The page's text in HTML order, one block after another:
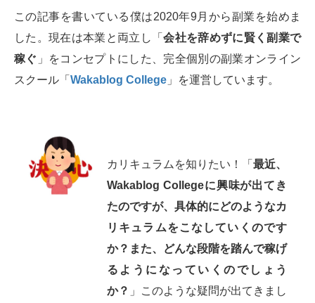
この記事を書いている僕は2020年9月から副業を始めま
した。現在は本業と両立し「会社を辞めずに賢く副業で
稼ぐ 」をコンセプトにした、完全個別の副業オンライン
スクール「 Wakablog College 」を運営しています。
カリキュラムを知りたい！「 最近、
Wakablog Collegeに興味が出てき
たのですが、具体的にどのようなカ
リキュラムをこなしていくのです
か？また、どんな段階を踏んで稼げ
るようになっていくのでしょう
か？ 」このような疑問が出てきまし